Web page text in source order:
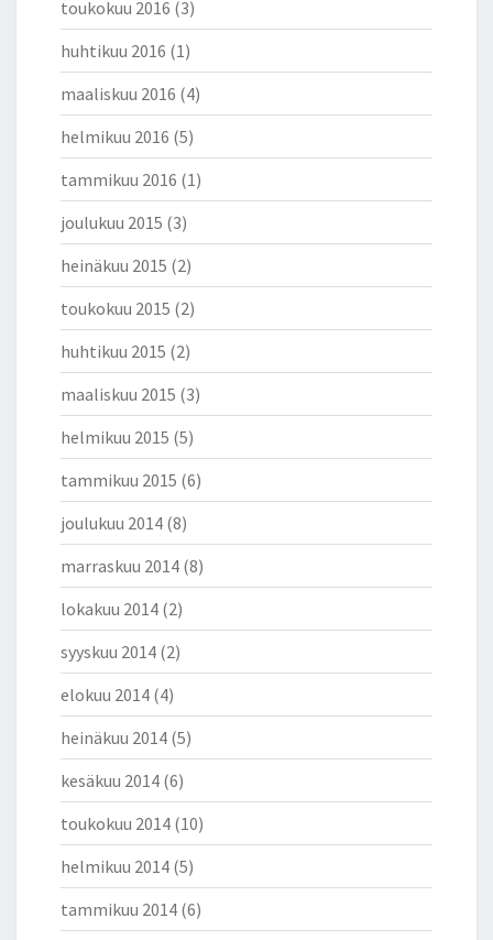
toukokuu 2016 (3)
huhtikuu 2016 (1)
maaliskuu 2016 (4)
helmikuu 2016 (5)
tammikuu 2016 (1)
joulukuu 2015 (3)
heinäkuu 2015 (2)
toukokuu 2015 (2)
huhtikuu 2015 (2)
maaliskuu 2015 (3)
helmikuu 2015 (5)
tammikuu 2015 (6)
joulukuu 2014 (8)
marraskuu 2014 (8)
lokakuu 2014 (2)
syyskuu 2014 (2)
elokuu 2014 (4)
heinäkuu 2014 (5)
kesäkuu 2014 (6)
toukokuu 2014 (10)
helmikuu 2014 (5)
tammikuu 2014 (6)